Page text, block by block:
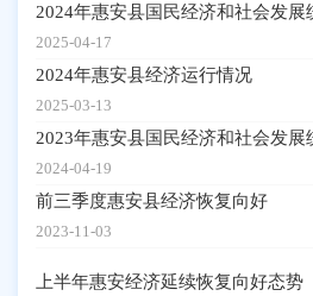
2024年惠安县国民经济和社会发展
2025-04-17
2024年惠安县经济运行情况
2025-03-13
2023年惠安县国民经济和社会发展
2024-04-19
前三季度惠安县经济恢复向好
2023-11-03
上半年惠安经济延续恢复向好态势